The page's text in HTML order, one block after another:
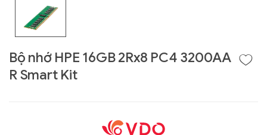
Bộ nhớ HPE 16GB 2Rx8 PC4 3200AA
R Smart Kit